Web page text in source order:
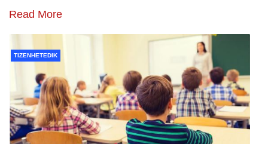
Read More
TIZENHETEDIK